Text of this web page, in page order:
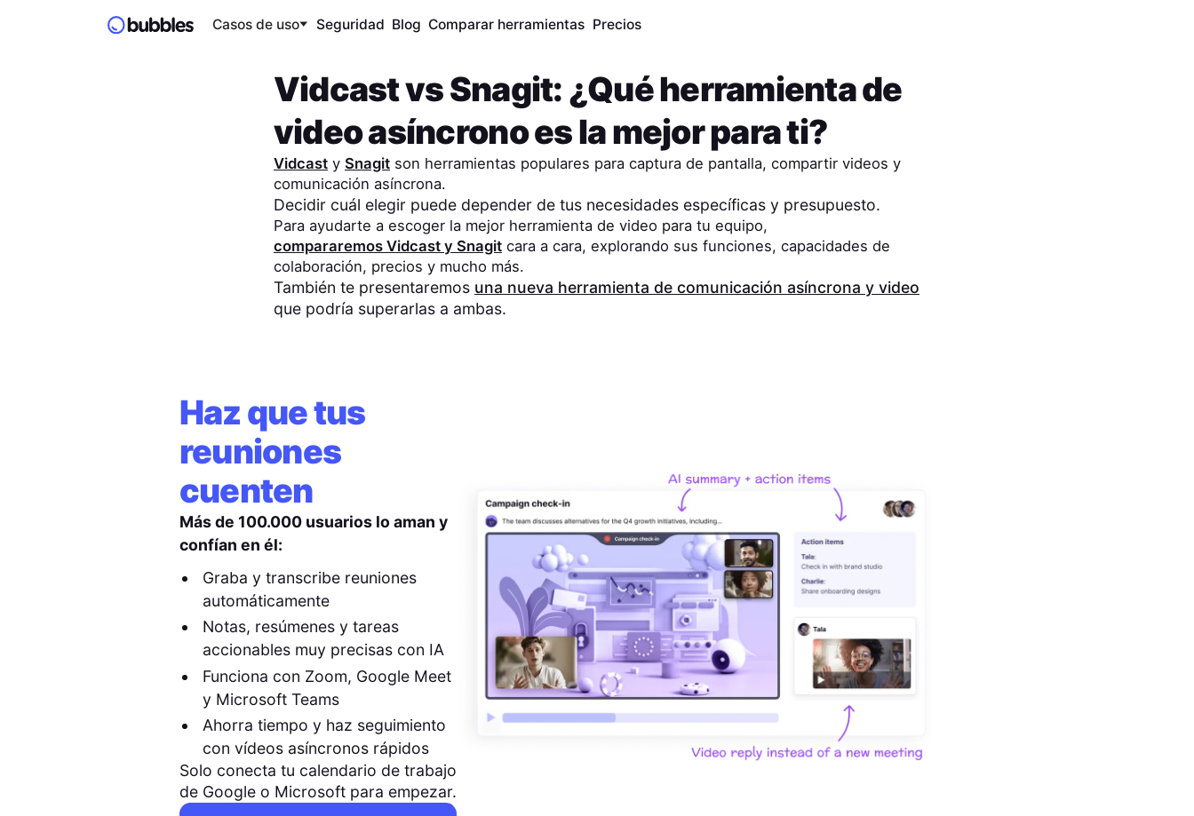
Casos de uso Seguridad Blog Comparar herramientas Precios
VidcastvsSnagit: ¿Qué herramienta de
video asíncrono es la mejor para ti?
Vidcasty Snagitson herramientas populares para captura de pantalla, compartir videos y
comunicación asíncrona.
Decidir cuál elegir puede depender de tus necesidades específicas y presupuesto.
Para ayudarte a escoger la mejor herramienta de video para tu equipo,
compararemos Vidcasty Snagitcara a cara, explorando sus funciones, capacidades de
colaboración, precios y mucho más.
También te presentaremos una nueva herramienta de comunicación asíncrona y video
que podría superarlas a ambas.
Haz que tus
reuniones
cuenten
Más de 100.000 usuarios lo aman y
confían en él:
Graba y transcribe reuniones
automáticamente
Notas, resúmenes y tareas
accionables muy precisas con IA
Funciona con Zoom, Google Meet
y Microsoft Teams
Ahorra tiempo y haz seguimiento
con vídeos asíncronos rápidos
Solo conecta tu calendario de trabajo
de Google o Microsoft para empezar.